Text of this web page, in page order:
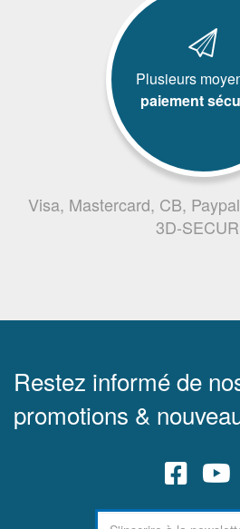
Plusieurs
paiement
Visa, Mastercard, CB,
3D-
Restez informé de
promotions &